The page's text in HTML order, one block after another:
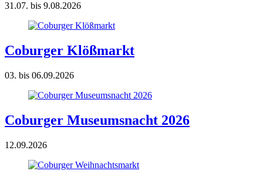
31.07. bis 9.08.2026
Coburger Klößmarkt
03. bis 06.09.2026
Coburger Museumsnacht 2026
12.09.2026